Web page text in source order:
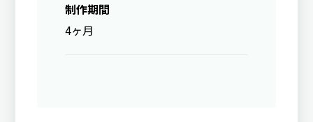
制作期間
4ヶ月